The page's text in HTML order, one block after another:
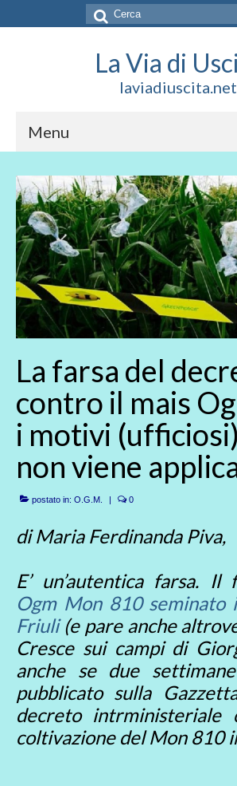
Cerca:
La Via di
laviadiuscita.net
Menu
HOME
CHI SIAMO
SOCIAL
SOSTIENICI
CONTATTI
La farsa del
contro il mais
i motivi
non viene
postato in: O.G.M. | 0
di Maria Ferdinanda Piva,
E’ un’autentica farsa. Il
Ogm Mon 810 seminato
Friuli(e pare anche
Cresce sui campi di
anche se due
pubblicato sulla
decreto intrministeriale
coltivazione del Mon 810